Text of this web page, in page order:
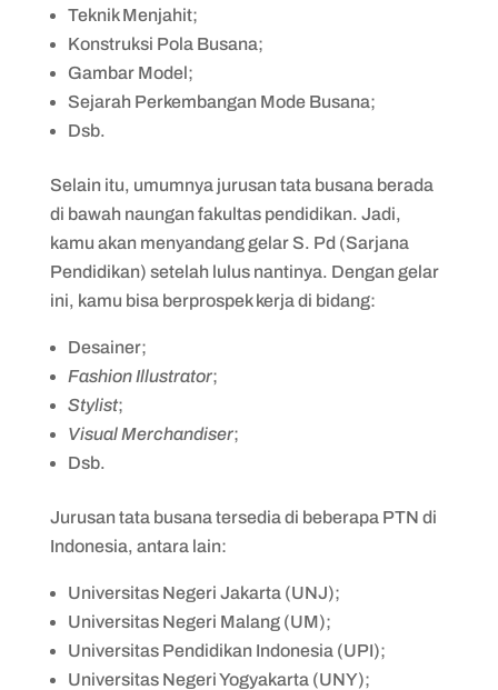
Teknik Menjahit;
Konstruksi Pola Busana;
Gambar Model;
Sejarah Perkembangan Mode Busana;
Dsb.
Selain itu, umumnya jurusan tata busana berada
di bawah naungan fakultas pendidikan. Jadi,
kamu akan menyandang gelar S. Pd (Sarjana
Pendidikan) setelah lulus nantinya. Dengan gelar
ini, kamu bisa berprospek kerja di bidang:
Desainer;
Fashion Illustrator;
Stylist;
Visual Merchandiser;
Dsb.
Jurusan tata busana tersedia di beberapa PTN di
Indonesia, antara lain:
Universitas Negeri Jakarta (UNJ);
Universitas Negeri Malang (UM);
Universitas Pendidikan Indonesia (UPI);
Universitas Negeri Yogyakarta (UNY);